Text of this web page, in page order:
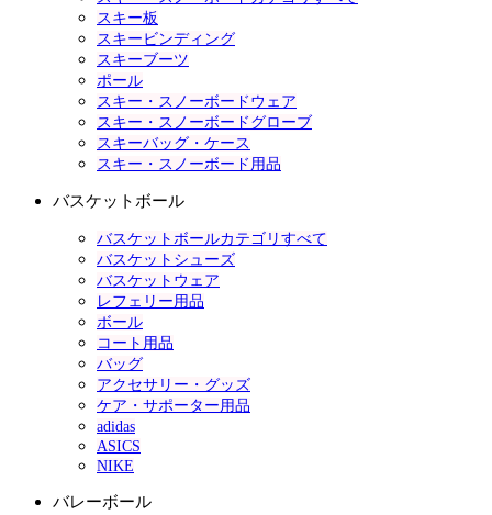
スキー板
スキービンディング
スキーブーツ
ポール
スキー・スノーボードウェア
スキー・スノーボードグローブ
スキーバッグ・ケース
スキー・スノーボード用品
バスケットボール
バスケットボールカテゴリすべて
バスケットシューズ
バスケットウェア
レフェリー用品
ボール
コート用品
バッグ
アクセサリー・グッズ
ケア・サポーター用品
adidas
ASICS
NIKE
バレーボール